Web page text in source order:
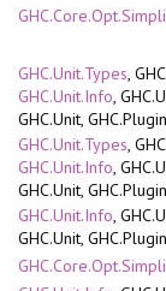
GHC.Unit.Types,
GHC.Unit.Info,
GHC.Unit,
GHC.Unit.Types,
GHC.Unit.Info,
GHC.Unit,
GHC.Unit.Info,
GHC.Unit,